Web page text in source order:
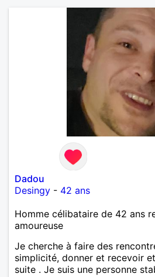
Dadou
Desingy - 42 ans
Homme célibataire de 42 ans
amoureuse
Je cherche à faire des
simplicité, donner et recevoir
suite . Je suis une personne